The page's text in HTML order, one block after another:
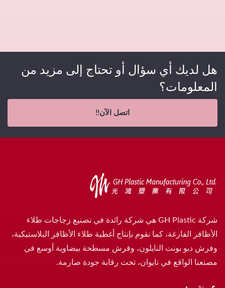
هل لديك أي سؤال أو تحتاج إلى مزيد من
المعلومات؟
اتصل الآن!!
شركة GH Plastic هي شركة رائدة في تصنيع زجاجات طلاء
الأظافر الفارغة، كما نقوم بإنتاج أغطية طلاء الأظافر البلاستيكية،
وفرش ديو بونت النايلون، وفرش مسطحة بيضاوية أوسع في
مصنعنا الواقع في تايوان، تحت رقابة جودة صارمة.